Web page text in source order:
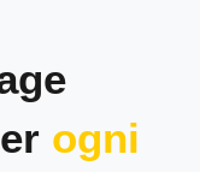
ogni